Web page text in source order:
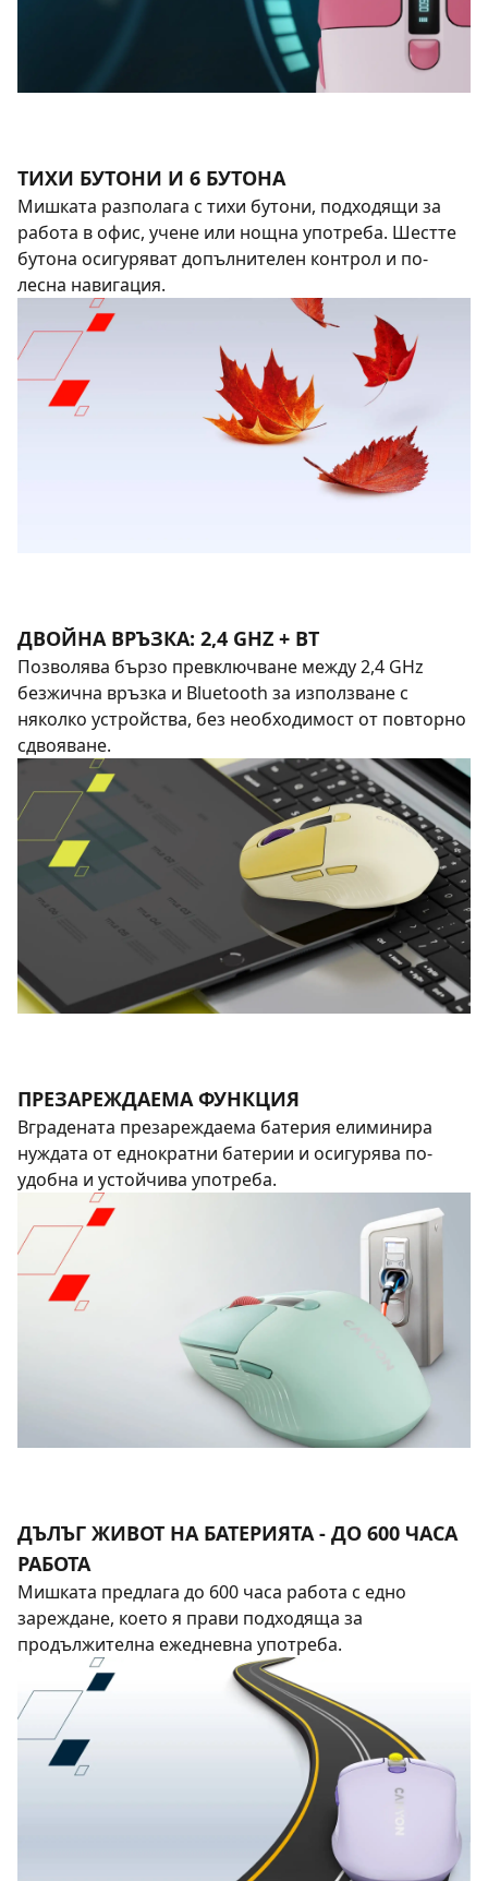
ТИХИ БУТОНИ И 6 БУТОНА
Мишката разполага с тихи бутони, подходящи за
работа в офис, учене или нощна употреба. Шестте
бутона осигуряват допълнителен контрол и по-
лесна навигация.
ДВОЙНА ВРЪЗКА: 2,4 GHZ + BT
Позволява бързо превключване между 2,4 GHz
безжична връзка и Bluetooth за използване с
няколко устройства, без необходимост от повторно
сдвояване.
ПРЕЗАРЕЖДАЕМА ФУНКЦИЯ
Вградената презареждаема батерия елиминира
нуждата от еднократни батерии и осигурява по-
удобна и устойчива употреба.
ДЪЛЪГ ЖИВОТ НА БАТЕРИЯТА - ДО 600 ЧАСА
РАБОТА
Мишката предлага до 600 часа работа с едно
зареждане, което я прави подходяща за
продължителна ежедневна употреба.